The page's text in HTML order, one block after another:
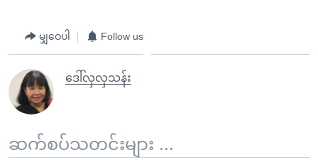
မျှဝေပါ Follow us
ဒေါ်လှလှသန်း
ဆက်စပ်သတင်းများ ...